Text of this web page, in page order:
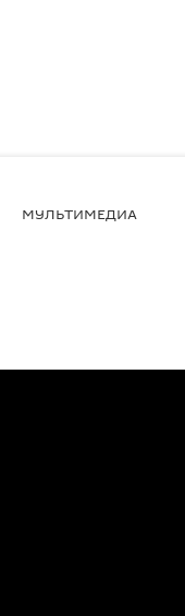
МУЛЬТИМЕДИА